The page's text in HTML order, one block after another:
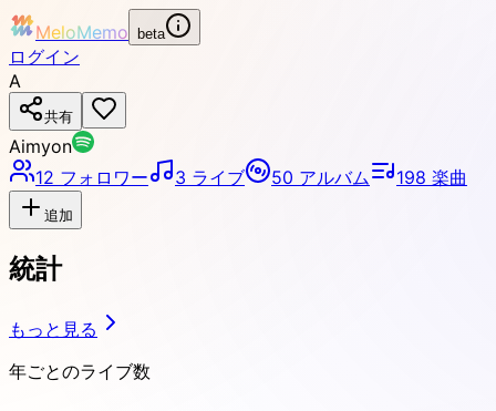
MeloMemo beta
ログイン
A
共有
Aimyon
12 フォロワー 3 ライブ 50 アルバム 198 楽曲
追加
統計
もっと見る
年ごとのライブ数